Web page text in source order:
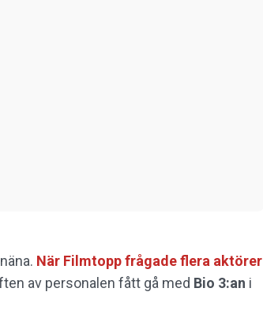
När Filmtopp frågade flera aktörer
av personalen fått gå med Bio 3:an i